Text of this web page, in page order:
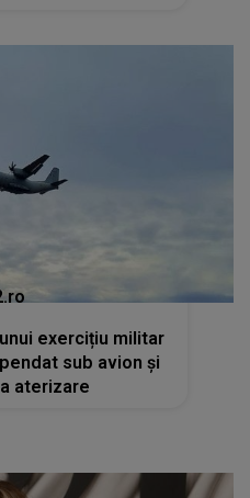
exercițiu militar
sub avion și
aterizare